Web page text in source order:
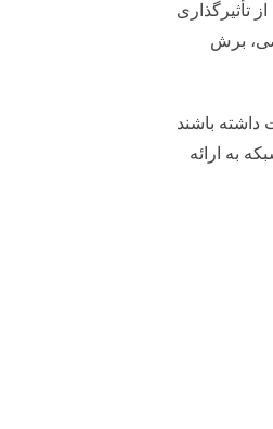
تأثیرگذاری
برش
داشته باشند
به ارائه